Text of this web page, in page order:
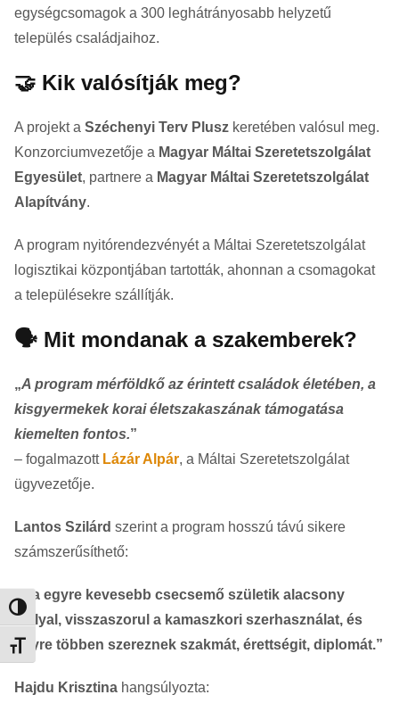
Nagy kontraszt váltása
Betűméret váltása
egységcsomagok a 300 leghátrányosabb helyzetű
település családjaihoz.
🤝 Kik valósítják meg?
A projekt a Széchenyi Terv Plusz keretében valósul meg.
Konzorciumvezetője a Magyar Máltai Szeretetszolgálat
Egyesület, partnere a Magyar Máltai Szeretetszolgálat
Alapítvány.
A program nyitórendezvényét a Máltai Szeretetszolgálat
logisztikai központjában tartották, ahonnan a csomagokat
a településekre szállítják.
🗣️ Mit mondanak a szakemberek?
„A program mérföldkő az érintett családok életében, a
kisgyermekek korai életszakaszának támogatása
kiemelten fontos.”
– fogalmazott Lázár Alpár, a Máltai Szeretetszolgálat
ügyvezetője.
Lantos Szilárd szerint a program hosszú távú sikere
számszerűsíthető:
„Ha egyre kevesebb csecsemő születik alacsony
súllyal, visszaszorul a kamaszkori szerhasználat, és
egyre többen szereznek szakmát, érettségit, diplomát.”
Hajdu Krisztina hangsúlyozta: